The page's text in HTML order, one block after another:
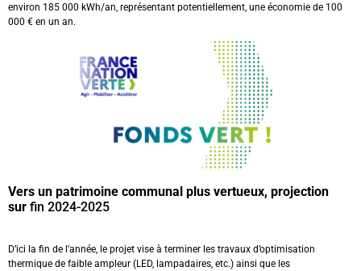
environ 185 000 kWh/an, représentant potentiellement, une économie de 100
000 € en un an.
Vers un patrimoine communal plus vertueux, projection
sur fin 2024-2025
D’ici la fin de l’année, le projet vise à terminer les travaux d’optimisation
thermique de faible ampleur (LED, lampadaires, etc.) ainsi que les